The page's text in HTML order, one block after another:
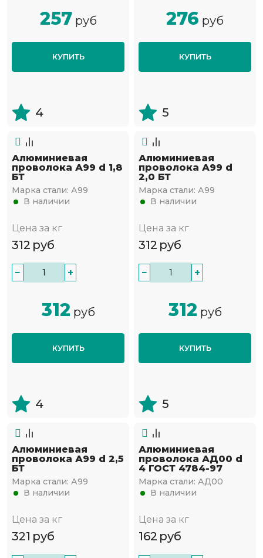
257 руб
КУПИТЬ
4
276 руб
КУПИТЬ
5
Алюминиевая
проволока А99 d 1,8
БТ
Марка стали: А99
В наличии
Цена за кг
312 руб
− +
312 руб
КУПИТЬ
4
Алюминиевая
проволока А99 d
2,0 БТ
Марка стали: А99
В наличии
Цена за кг
312 руб
− +
312 руб
КУПИТЬ
5
Алюминиевая
проволока А99 d 2,5
БТ
Марка стали: А99
В наличии
Цена за кг
321 руб
Алюминиевая
проволока АД00 d
4 ГОСТ 4784-97
Марка стали: АД00
В наличии
Цена за кг
162 руб